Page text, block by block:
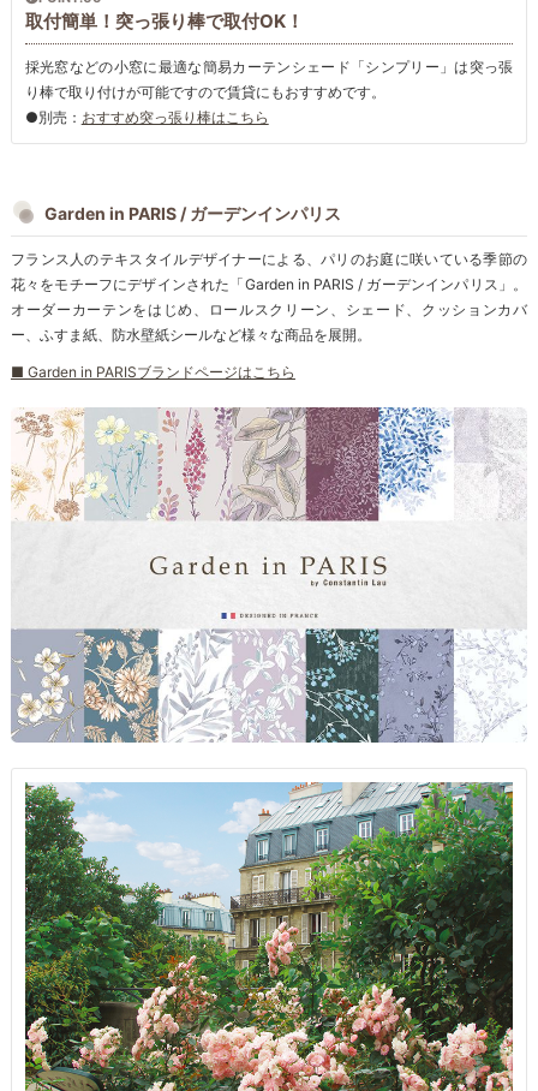
取付簡単！突っ張り棒で取付OK！
採光窓などの小窓に最適な簡易カーテンシェード「シンプリー」は突っ張
り棒で取り付けが可能ですので賃貸にもおすすめです。
●別売： おすすめ突っ張り棒はこちら
Garden in PARIS / ガーデンインパリス
フランス人のテキスタイルデザイナーによる、パリのお庭に咲いている季節の
花々をモチーフにデザインされた「Garden in PARIS / ガーデンインパリス」。
オーダーカーテンをはじめ、ロールスクリーン、シェード、クッションカバ
ー、ふすま紙、防水壁紙シールなど様々な商品を展開。
■ Garden in PARISブランドページはこちら